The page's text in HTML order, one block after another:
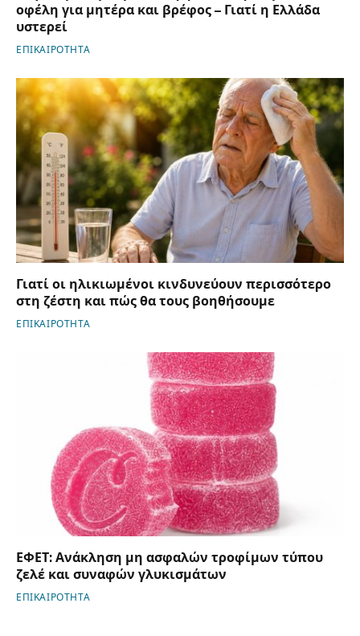
οφέλη για μητέρα και βρέφος – Γιατί η Ελλάδα
υστερεί
ΕΠΙΚΑΙΡΟΤΗΤΑ
Γιατί οι ηλικιωμένοι κινδυνεύουν περισσότερο
στη ζέστη και πώς θα τους βοηθήσουμε
ΕΠΙΚΑΙΡΟΤΗΤΑ
ΕΦΕΤ: Ανάκληση μη ασφαλών τροφίμων τύπου
ζελέ και συναφών γλυκισμάτων
ΕΠΙΚΑΙΡΟΤΗΤΑ